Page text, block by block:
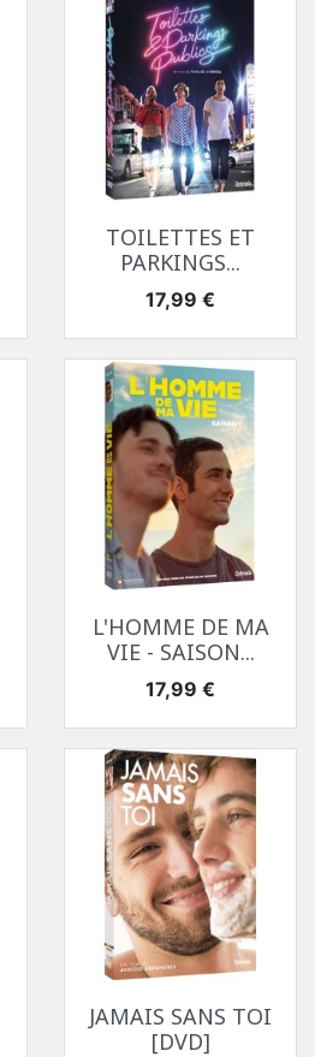
TOILETTES ET
PARKINGS...
Prix
17,99 €
L'HOMME DE MA
VIE - SAISON...
Prix
17,99 €
JAMAIS SANS TOI
[DVD]